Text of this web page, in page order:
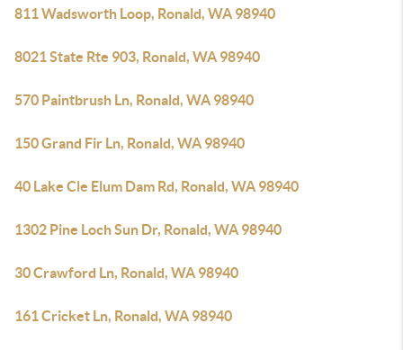
811 Wadsworth Loop, Ronald, WA 98940
8021 State Rte 903, Ronald, WA 98940
570 Paintbrush Ln, Ronald, WA 98940
150 Grand Fir Ln, Ronald, WA 98940
40 Lake Cle Elum Dam Rd, Ronald, WA 98940
1302 Pine Loch Sun Dr, Ronald, WA 98940
30 Crawford Ln, Ronald, WA 98940
161 Cricket Ln, Ronald, WA 98940